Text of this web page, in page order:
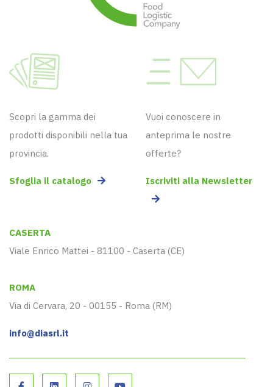
Scopri la gamma dei
prodotti disponibili nella tua
provincia.
Sfoglia il catalogo
Vuoi conoscere in
anteprima le nostre
offerte?
Iscriviti alla Newsletter
CASERTA
Viale Enrico Mattei - 81100 - Caserta (CE)
ROMA
Via di Cervara, 20 - 00155 - Roma (RM)
info@diasrl.it